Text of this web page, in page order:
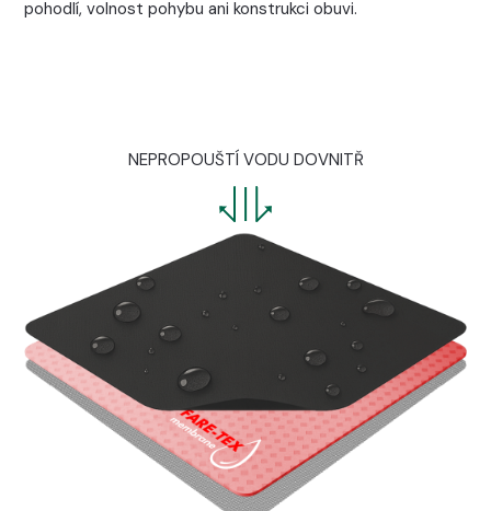
pohodlí, volnost pohybu ani konstrukci obuvi.
NEPROPOUŠTÍ VODU DOVNITŘ